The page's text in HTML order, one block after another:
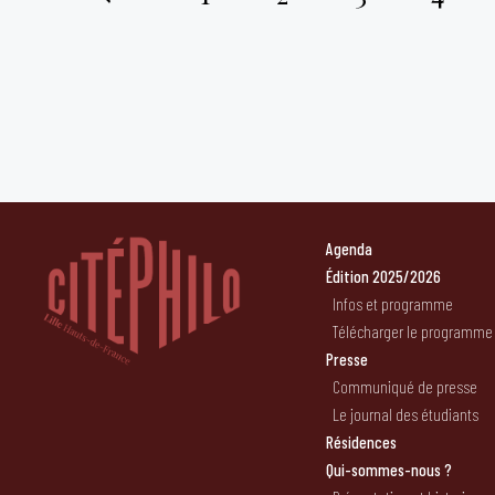
Agenda
Édition 2025/2026
Infos et programme
Télécharger le programme
Presse
Communiqué de presse
Le journal des étudiants
Résidences
Qui-sommes-nous ?